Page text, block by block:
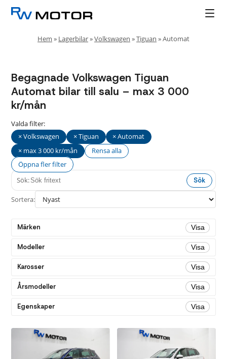
Hem » Lagerbilar»Volkswagen »Tiguan »Automat
Begagnade Volkswagen Tiguan
Automat bilar till salu – max 3 000
kr/mån
Valda filter:
× Volkswagen
× Tiguan
× Automat
× max 3 000 kr/mån
Rensa alla
Öppna fler filter
Fler
filter
Stäng
Bensin
Växellåda
Färg
Blå
Sök: Sök
Sortera:
Märken Visa
Modeller Visa
Karosser Visa
Årsmodeller Visa
Egenskaper Visa